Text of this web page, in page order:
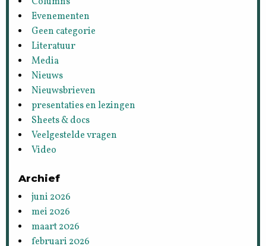
Evenementen
Geen categorie
Literatuur
Media
Nieuws
Nieuwsbrieven
presentaties en lezingen
Sheets & docs
Veelgestelde vragen
Video
Archief
juni 2026
mei 2026
maart 2026
februari 2026